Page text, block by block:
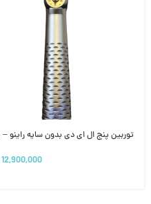
توربین پنج ال ای دی بدون سایه راینو – Rhino
12,900,000